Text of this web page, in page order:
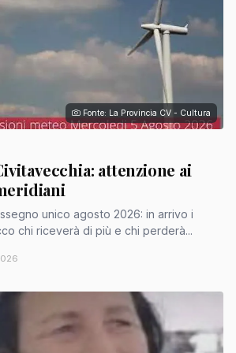
Fonte: La Provincia CV - Cultura
attenzione ai
unico agosto 2026: in arrivo i
chi riceverà di più e chi perderà...